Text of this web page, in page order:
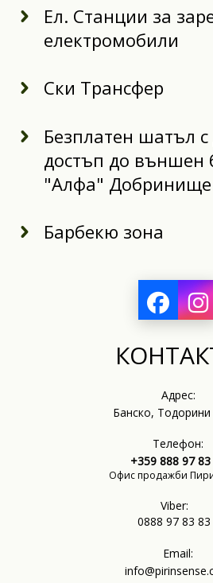
Ел. Станции за
електромобили
Ски Трансфер
Безплатен шатъл
достъп до външен
"Алфа" Добринище
Барбекю зона
Адрес:
Банско,
Телефон:
+359 888 97 83
Офис продажби
Viber:
0888 97 83 83
Email: